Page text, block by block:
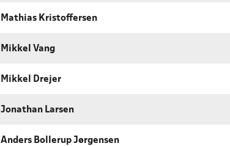
Mathias Kristoffersen
Mikkel Vang
Mikkel Drejer
Jonathan Larsen
Anders Bollerup Jørgensen